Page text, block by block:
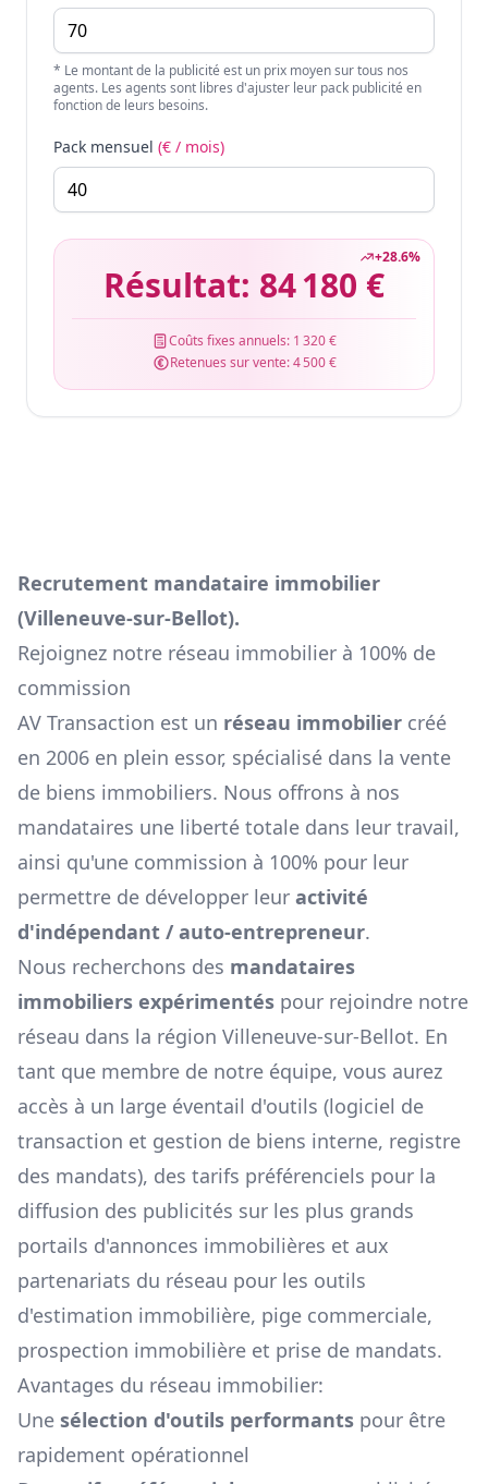
* Le montant de la publicité est un prix moyen sur tous nos
agents. Les agents sont libres d'ajuster leur pack publicité en
fonction de leurs besoins.
Pack mensuel (€ / mois)
+28.6%
Résultat: 84 180 €
Coûts fixes annuels: 1 320 €
Retenues sur vente:4 500 €
Recrutement mandataire immobilier
(Villeneuve-sur-Bellot).
Rejoignez notre réseau immobilier à 100% de
commission
AV Transaction est un réseau immobilier créé
en 2006 en plein essor, spécialisé dans la vente
de biens immobiliers. Nous offrons à nos
mandataires une liberté totale dans leur travail,
ainsi qu'une commission à 100% pour leur
permettre de développer leur activité
d'indépendant / auto-entrepreneur.
Nous recherchons des mandataires
immobiliers expérimentés pour rejoindre notre
réseau dans la région Villeneuve-sur-Bellot. En
tant que membre de notre équipe, vous aurez
accès à un large éventail d'outils (logiciel de
transaction et gestion de biens interne, registre
des mandats), des tarifs préférenciels pour la
diffusion des publicités sur les plus grands
portails d'annonces immobilières et aux
partenariats du réseau pour les outils
d'estimation immobilière, pige commerciale,
prospection immobilière et prise de mandats.
Avantages du réseau immobilier:
Une sélection d'outils performants pour être
rapidement opérationnel